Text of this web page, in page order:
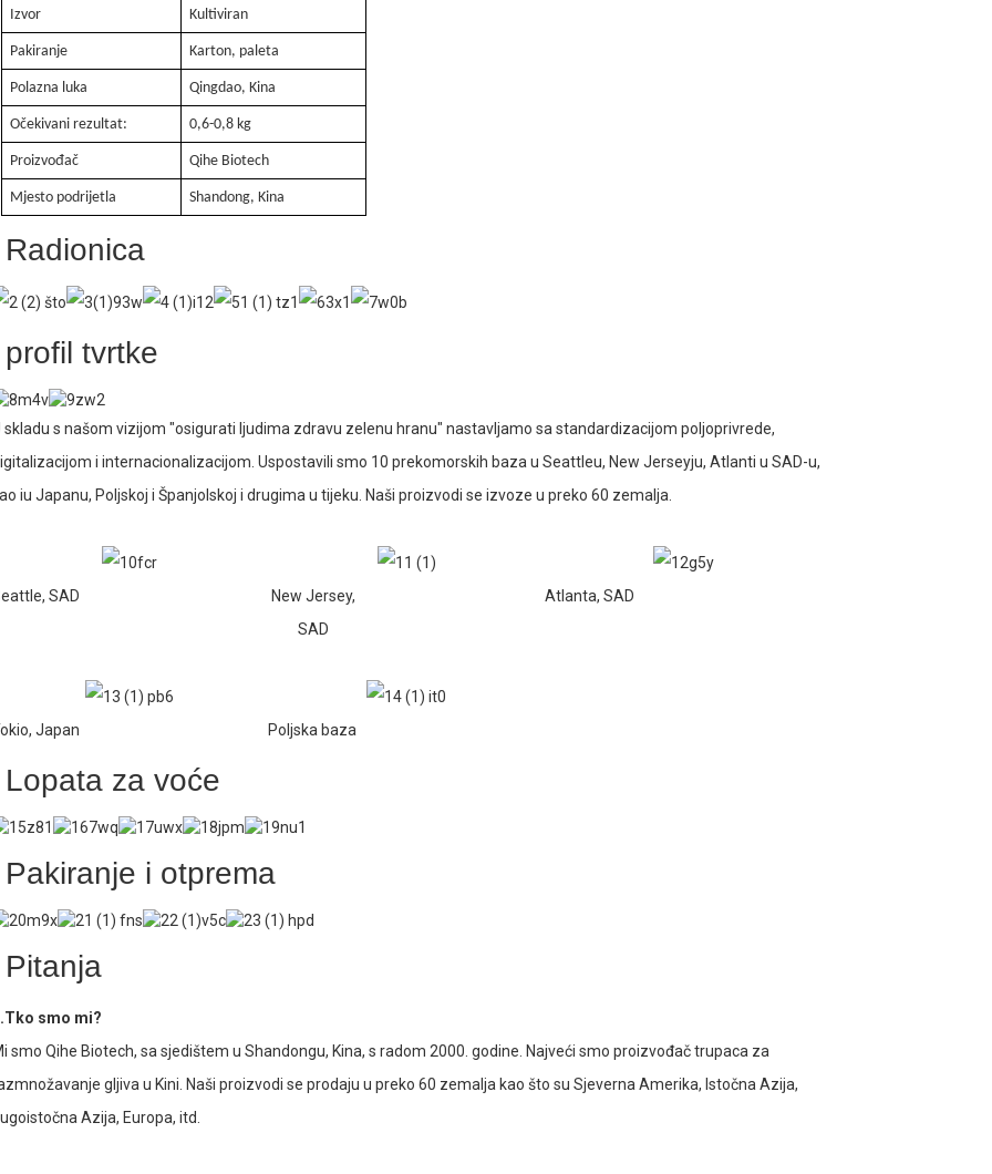
Izvor Kultiviran
Pakiranje Karton, paleta
Polazna luka Qingdao, Kina
Očekivani rezultat: 0,6-0,8 kg
Proizvođač Qihe Biotech
Mjesto podrijetla Shandong, Kina
Radionica
profil tvrtke
skladu s našom vizijom "osigurati ljudima zdravu zelenu hranu" nastavljamo sa standardizacijom poljoprivrede,
i internacionalizacijom. Uspostavili smo 10 prekomorskih baza u Seattleu, New Jerseyju, Atlanti u SAD-u,
iu Japanu, Poljskoj i Španjolskoj i drugima u tijeku. Naši proizvodi se izvoze u preko 60 zemalja.
SAD
New Jersey,
SAD
Atlanta, SAD
Japan Poljska baza
Lopata za voće
Pakiranje i otprema
Pitanja
smo mi?
smo Qihe Biotech, sa sjedištem u Shandongu, Kina, s radom 2000. godine. Najveći smo proizvođač trupaca za
gljiva u Kini. Naši proizvodi se prodaju u preko 60 zemalja kao što su Sjeverna Amerika, Istočna Azija,
Azija, Europa, itd.